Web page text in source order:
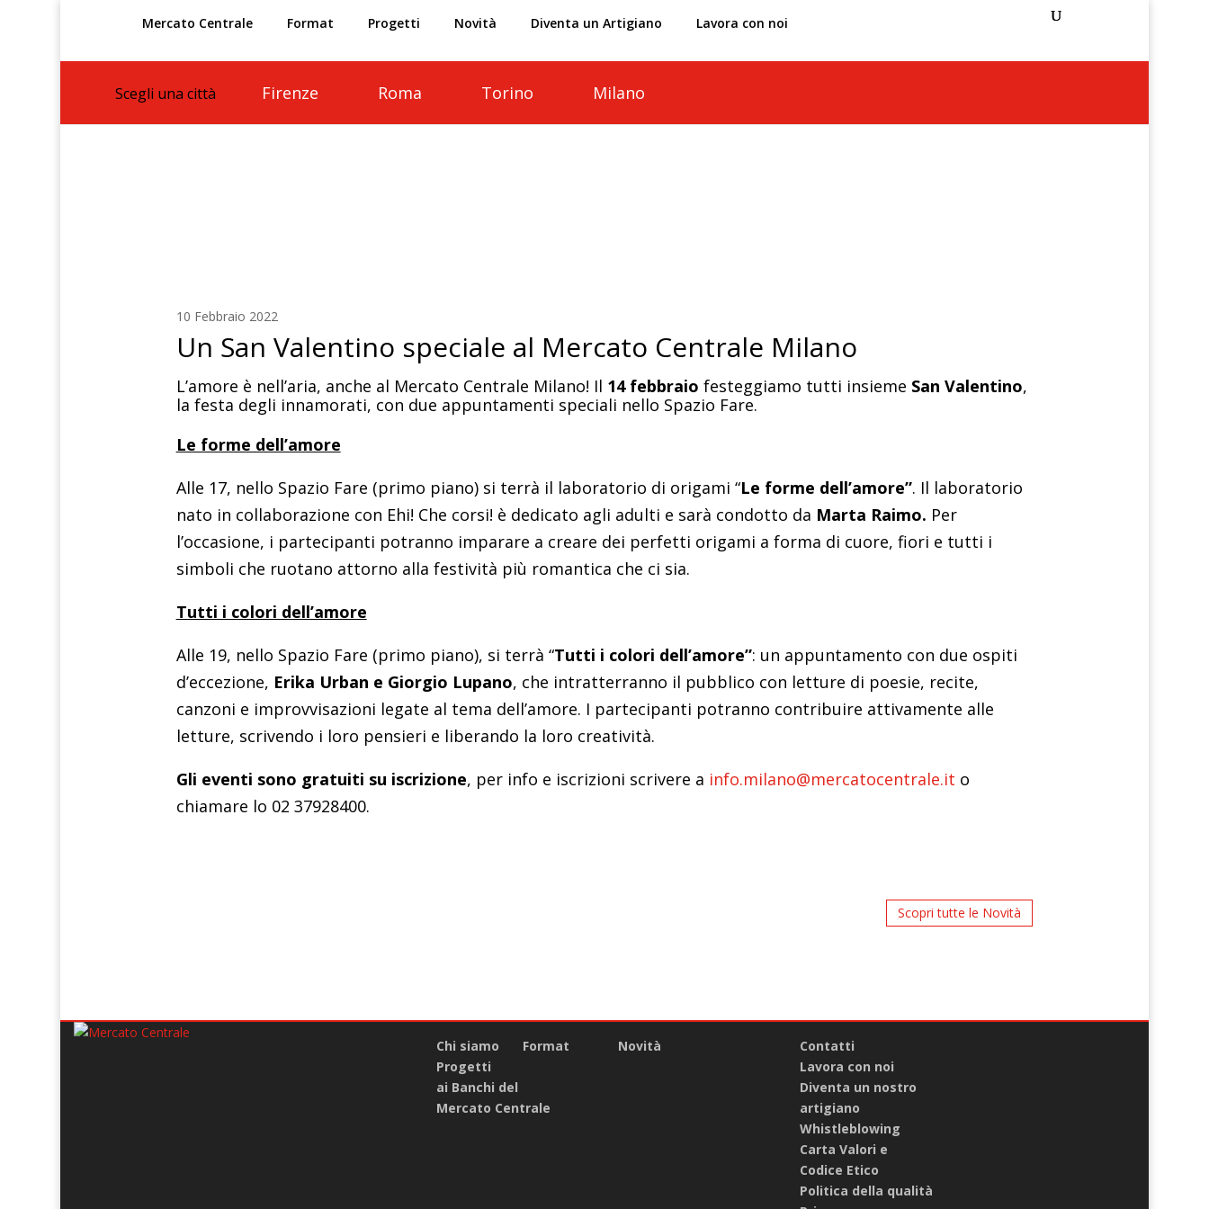
Mercato Centrale Format Progetti Novità Diventa un Artigiano Lavora con noi
Scegli una città Firenze Roma Torino Milano
10 Febbraio 2022
Un San Valentino speciale al Mercato Centrale Milano
L’amore è nell’aria, anche al Mercato Centrale Milano! Il 14 febbraio festeggiamo tutti insieme San Valentino,
la festa degli innamorati, con due appuntamenti speciali nello Spazio Fare.
Le forme dell’amore
Alle 17, nello Spazio Fare (primo piano) si terrà il laboratorio di origami “Le forme dell’amore”. Il laboratorio
nato in collaborazione con Ehi! Che corsi! è dedicato agli adulti e sarà condotto da Marta Raimo. Per
l’occasione, i partecipanti potranno imparare a creare dei perfetti origami a forma di cuore, fiori e tutti i
simboli che ruotano attorno alla festività più romantica che ci sia.
Tutti i colori dell’amore
Alle 19, nello Spazio Fare (primo piano), si terrà “Tutti i colori dell’amore”: un appuntamento con due ospiti
d’eccezione, Erika Urban e Giorgio Lupano, che intratterranno il pubblico con letture di poesie, recite,
canzoni e improvvisazioni legate al tema dell’amore. I partecipanti potranno contribuire attivamente alle
letture, scrivendo i loro pensieri e liberando la loro creatività.
Gli eventi sono gratuiti su iscrizione, per info e iscrizioni scrivere a info.milano@mercatocentrale.it o
chiamare lo 02 37928400.
Scopri tutte le Novità
Chi siamo
Format
Progetti
ai Banchi del
Mercato Centrale
Novità
Contatti
Lavora con noi
Diventa un nostro
artigiano
Whistleblowing
Carta Valori e
Codice Etico
Politica della qualità